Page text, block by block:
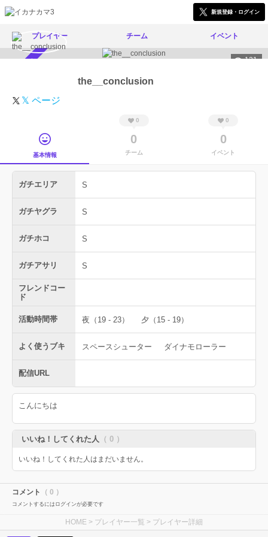
新規登録・ログイン
プレイヤー チーム イベント
121
the__conclusion
𝕏 ページ
基本情報
0
0
チーム
0
0
イベント
ガチエリア S
ガチヤグラ S
ガチホコ S
ガチアサリ S
フレンドコー
ド
活動時間帯 夜（19 - 23） 夕（15 - 19）
よく使うブキ スペースシューター ダイナモローラー
配信URL
こんにちは
いいね！してくれた人 （ 0 ）
いいね！してくれた人はまだいません。
コメント （ 0 ）
コメントするにはログインが必要です
HOME > プレイヤー一覧 > プレイヤー詳細